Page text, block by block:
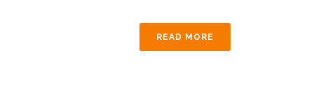
READ MORE